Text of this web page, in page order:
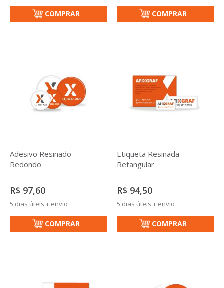
COMPRAR COMPRAR
Adesivo Resinado
Redondo
R$ 97,60
5 dias úteis + envio
COMPRAR
Etiqueta Resinada
Retangular
R$ 94,50
5 dias úteis + envio
COMPRAR